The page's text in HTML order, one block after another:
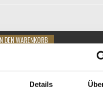
Details
Sosa Mousse Gelatine, vegan,
Art.Nr.:56050